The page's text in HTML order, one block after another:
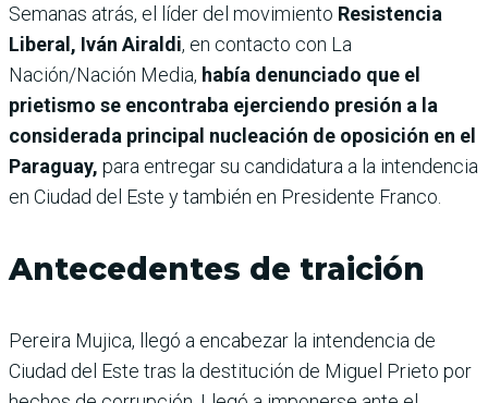
Semanas atrás, el líder del movimiento Resistencia
Liberal, Iván Airaldi, en contacto con La
Nación/Nación Media, había denunciado que el
prietismo se encontraba ejerciendo presión a la
considerada principal nucleación de oposición en el
Paraguay, para entregar su candidatura a la intendencia
en Ciudad del Este y también en Presidente Franco.
Antecedentes de traición
Pereira Mujica, llegó a encabezar la intendencia de
Ciudad del Este tras la destitución de Miguel Prieto por